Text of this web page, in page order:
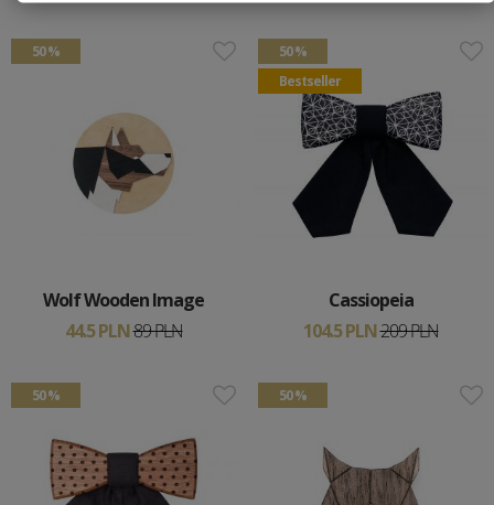
50 %
Wolf Wooden Image
44.5 PLN89 PLN
50 %
Bestseller
Cassiopeia
104.5 PLN209 PLN
50 % 50 %